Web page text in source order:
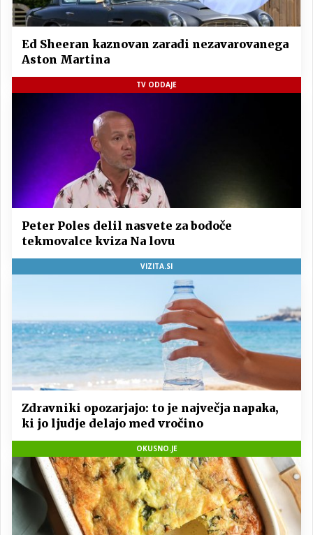
Ed Sheeran kaznovan zaradi nezavarovanega
Aston Martina
TV ODDAJE
Peter Poles delil nasvete za bodoče
tekmovalce kviza Na lovu
VIZITA.SI
Zdravniki opozarjajo: to je največja napaka,
ki jo ljudje delajo med vročino
OKUSNO.JE